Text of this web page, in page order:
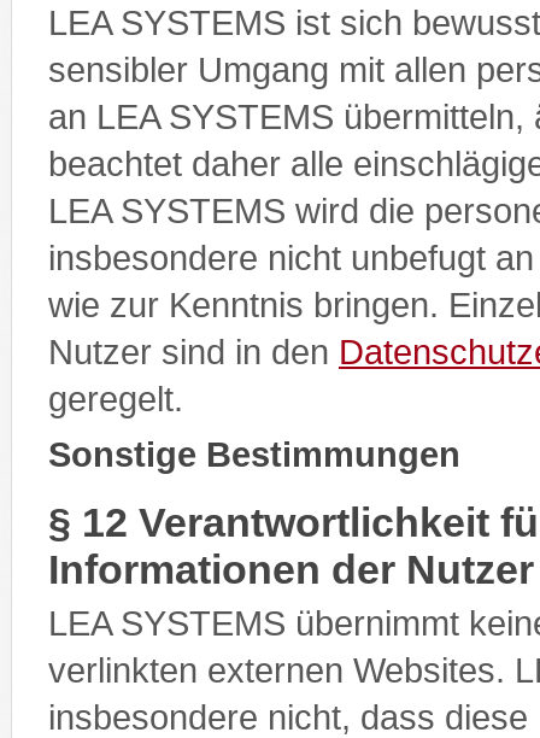
LEA SYSTEMS ist sich
sensibler Umgang mit allen
an LEA SYSTEMS
beachtet daher alle
LEA SYSTEMS wird die
insbesondere nicht unbefugt
wie zur Kenntnis bringen.
Nutzer sind in den
geregelt.
Sonstige Bestimmungen
§ 12 Verantwortlichkeit
Informationen der Nutzer
LEA SYSTEMS übernimmt
verlinkten externen Websites.
insbesondere nicht, dass